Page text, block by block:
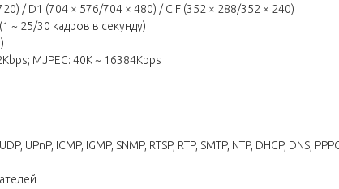
/ D1 (704 × 576/704 × 480) / CIF (352 × 288/352 × 240)
~ 25/30 кадров в секунду)
MJPEG: 40K ~ 16384Kbps
UPnP, ICMP, IGMP, SNMP, RTSP, RTP, SMTP, NTP, DHCP, DNS,